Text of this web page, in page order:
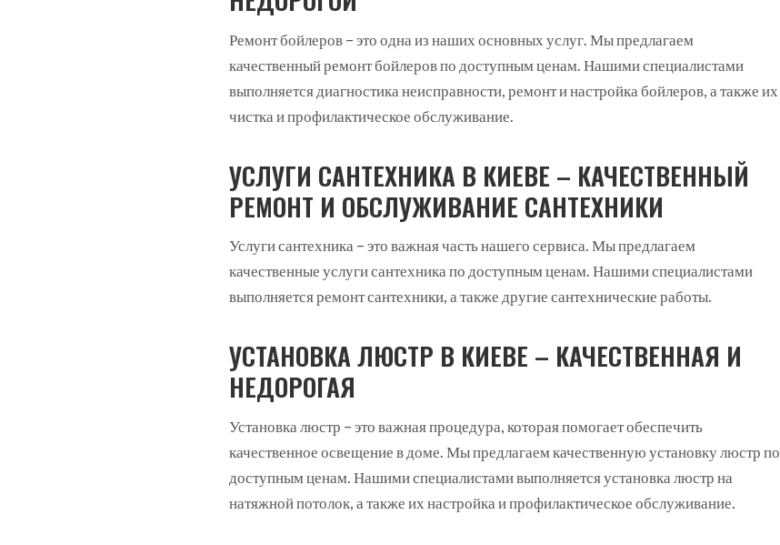
Ремонт бойлеров – это одна из наших основных услуг. Мы предлагаем
качественный ремонт бойлеров по доступным ценам. Нашими специалистами
выполняется диагностика неисправности, ремонт и настройка бойлеров, а также их
чистка и профилактическое обслуживание.
УСЛУГИ САНТЕХНИКА В КИЕВЕ – КАЧЕСТВЕННЫЙ
РЕМОНТ И ОБСЛУЖИВАНИЕ САНТЕХНИКИ
Услуги сантехника – это важная часть нашего сервиса. Мы предлагаем
качественные услуги сантехника по доступным ценам. Нашими специалистами
выполняется ремонт сантехники, а также другие сантехнические работы.
УСТАНОВКА ЛЮСТР В КИЕВЕ – КАЧЕСТВЕННАЯ И
НЕДОРОГАЯ
Установка люстр – это важная процедура, которая помогает обеспечить
качественное освещение в доме. Мы предлагаем качественную установку люстр по
доступным ценам. Нашими специалистами выполняется установка люстр на
натяжной потолок, а также их настройка и профилактическое обслуживание.